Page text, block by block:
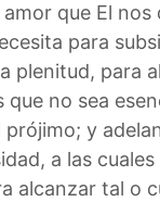
que El
para
plenitud, para
no sea
y
a las
alcanzar tal o